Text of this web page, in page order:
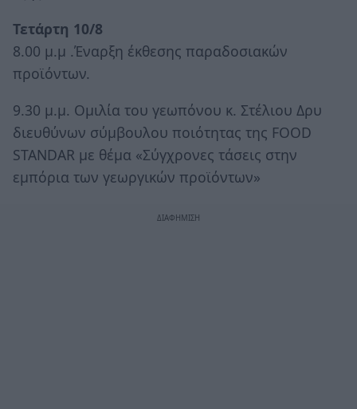
Τετάρτη 10/8
8.00 μ.μ .Έναρξη έκθεσης παραδοσιακών
προϊόντων.
9.30 μ.μ. Ομιλία του γεωπόνου κ. Στέλιου Δρυ
διευθύνων σύμβουλου ποιότητας της FOΟD
STANDAR με θέμα «Σύγχρονες τάσεις στην
εμπόρια των γεωργικών προϊόντων»